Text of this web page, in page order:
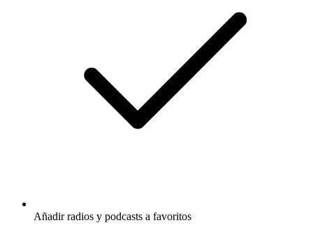
Añadir radios y podcasts a favoritos